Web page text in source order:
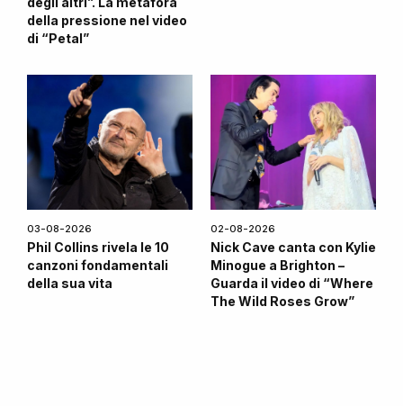
della pressione nel video
di “Petal”
03-08-2026
Phil Collins rivela le 10
canzoni fondamentali
della sua vita
02-08-2026
Nick Cave canta con Kylie
Minogue a Brighton –
Guarda il video di “Where
The Wild Roses Grow”